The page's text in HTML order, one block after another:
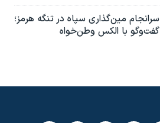
سرانجام مین‌گذاری‌ سپاه در تنگه هرمز؛
گفت‌وگو با الکس وطن‌خواه